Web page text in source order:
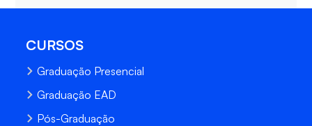
CURSOS
Graduação Presencial
Graduação EAD
Pós-Graduação